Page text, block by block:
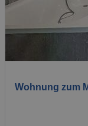
Wohnung zum